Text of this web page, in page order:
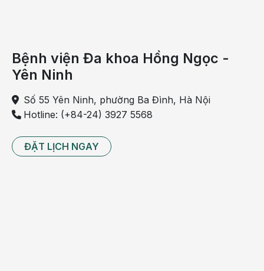
của
sốt
ban
là
hiện
những
Bệnh viện Đa khoa Hồng Ngọc -
Yên Ninh
Số 55 Yên Ninh, phường Ba Đình, Hà Nội
Hotline: (+84-24) 3927 5568
ĐẶT LỊCH NGAY